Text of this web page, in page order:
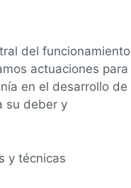
del funcionamiento
actuaciones para
en el desarrollo de
su deber y
y técnicas